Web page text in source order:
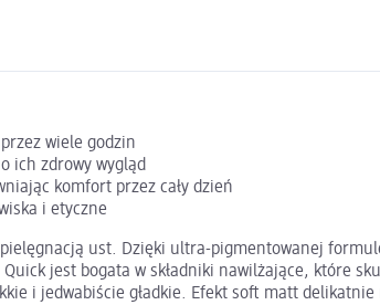
wiele godzin
ich zdrowy wygląd
komfort przez cały dzień
i etyczne
ust. Dzięki ultra-pigmentowanej
jest bogata w składniki nawilżające, które
i jedwabiście gładkie. Efekt soft matt